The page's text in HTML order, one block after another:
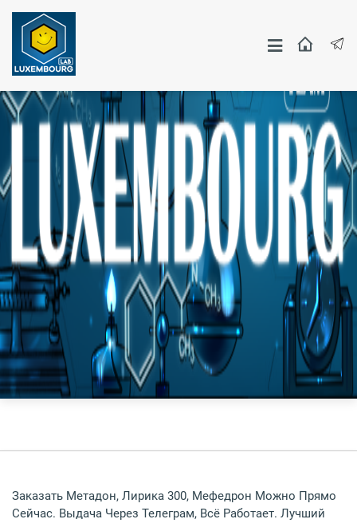
Москва
Другие Города
Заказать Метадон, Лирика 300, Мефедрон Можно Прямо
Сейчас. Выдача Через Телеграм, Всё Работает. Лучший